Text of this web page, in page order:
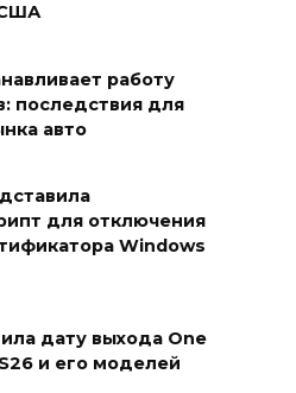
США
работу
последствия для
авто
для отключения
Windows
дату выхода One
и его моделей